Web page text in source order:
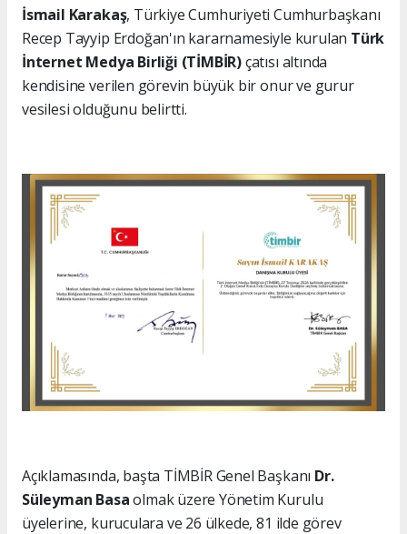
İsmail Karakaş, Türkiye Cumhuriyeti Cumhurbaşkanı
Recep Tayyip Erdoğan'ın kararnamesiyle kurulan Türk
İnternet Medya Birliği (TİMBİR)çatısı altında
kendisine verilen görevin büyük bir onur ve gurur
vesilesi olduğunu belirtti.
Açıklamasında, başta TİMBİR Genel Başkanı Dr.
Süleyman Basaolmak üzere Yönetim Kurulu
üyelerine, kuruculara ve 26 ülkede, 81 ilde görev